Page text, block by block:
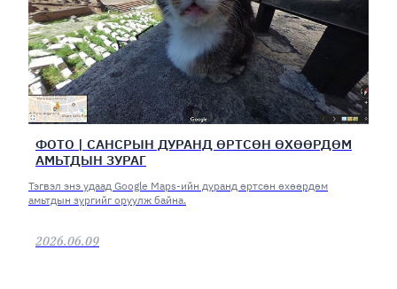
ФОТО | САНСРЫН ДУРАНД ӨРТСӨН ӨХӨӨРДӨМ
АМЬТДЫН ЗУРАГ
Тэгвэл энэ удаад Google Maps-ийн дуранд өртсөн өхөөрдөм
амьтдын зургийг оруулж байна.
2026.06.09